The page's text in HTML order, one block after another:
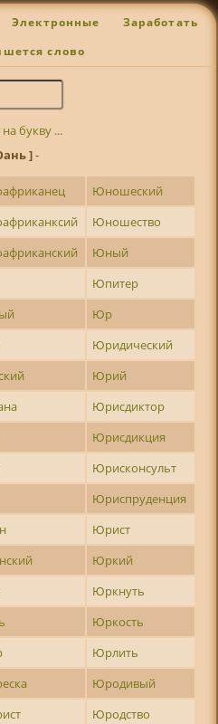
Электронные Заработать
слово
букву ...
]-
Юношеский
Юношество
Юный
Юпитер
Юр
Юридический
Юрий
Юрисдиктор
Юрисдикция
Юрисконсульт
Юриспруденция
Юрист
Юркий
Юркнуть
Юркость
Юрлить
Юродивый
Юродство